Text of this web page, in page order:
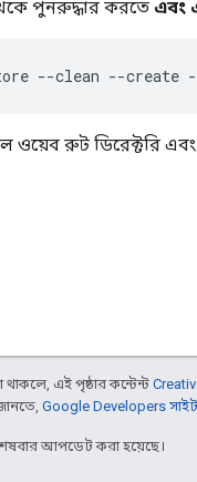
পুনরুদ্ধার করতে এবং
--clean --create --
ওয়েব রুট ডিরেক্টরি
এই পৃষ্ঠার কন্টেন্ট
Google Developers
আপডেট করা হয়েছে।